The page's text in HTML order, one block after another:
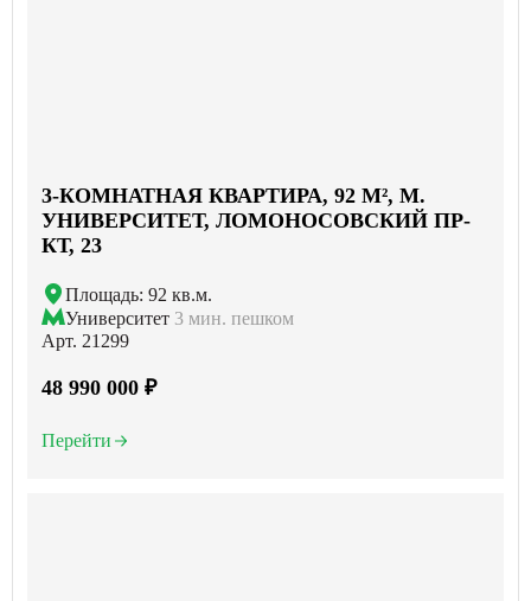
3-КОМНАТНАЯ КВАРТИРА, 92 М², М.
УНИВЕРСИТЕТ, ЛОМОНОСОВСКИЙ ПР-
КТ, 23
Площадь: 92 кв.м.
Университет 3 мин. пешком
Арт. 21299
48 990 000 ₽
Перейти